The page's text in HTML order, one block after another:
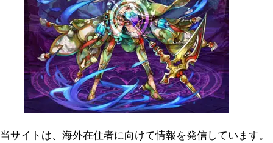
当サイトは、海外在住者に向けて情報を発信しています。